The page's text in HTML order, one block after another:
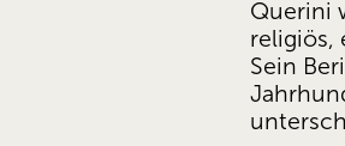
Querini
religiös,
Sein